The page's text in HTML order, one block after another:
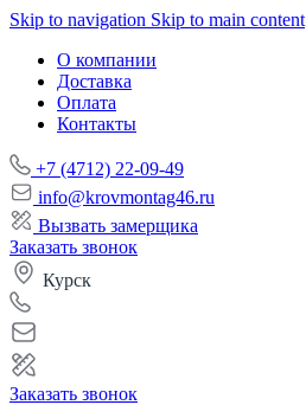
Skip to navigation Skip to main content
О компании
Доставка
Оплата
Контакты
+7 (4712) 22-09-49
info@krovmontag46.ru
Вызвать замерщика
Заказать звонок
Курск
Заказать звонок